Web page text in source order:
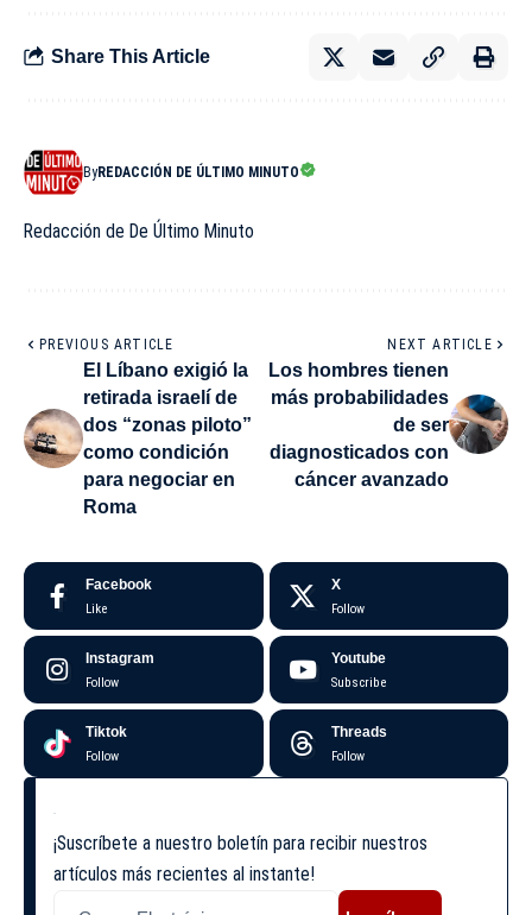
Share This Article
ByREDACCIÓN DE ÚLTIMO MINUTO
Redacción de De Último Minuto
PREVIOUS ARTICLE
El Líbano exigió la
retirada israelí de
dos “zonas piloto”
como condición
para negociar en
Roma
NEXT ARTICLE
Los hombres tienen
más probabilidades
de ser
diagnosticados con
cáncer avanzado
Facebook
Like
X
Follow
Instagram
Follow
Youtube
Subscribe
Tiktok
Follow
Threads
Follow
¡Suscríbete a nuestro boletín para recibir nuestros
artículos más recientes al instante!